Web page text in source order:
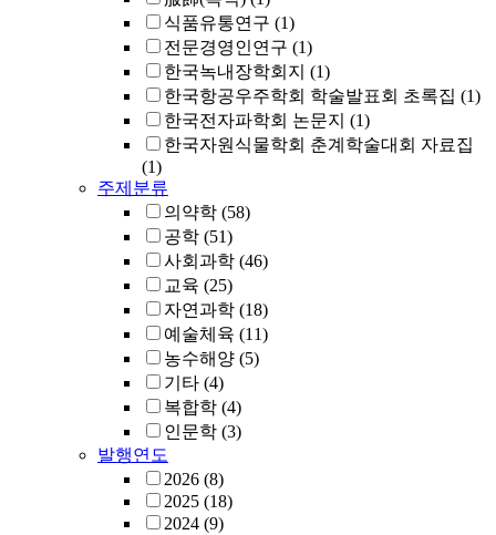
식품유통연구 (1)
전문경영인연구 (1)
한국녹내장학회지 (1)
한국항공우주학회 학술발표회 초록집 (1)
한국전자파학회 논문지 (1)
한국자원식물학회 춘계학술대회 자료집
(1)
주제분류
의약학 (58)
공학 (51)
사회과학 (46)
교육 (25)
자연과학 (18)
예술체육 (11)
농수해양 (5)
기타 (4)
복합학 (4)
인문학 (3)
발행연도
2026 (8)
2025 (18)
2024 (9)